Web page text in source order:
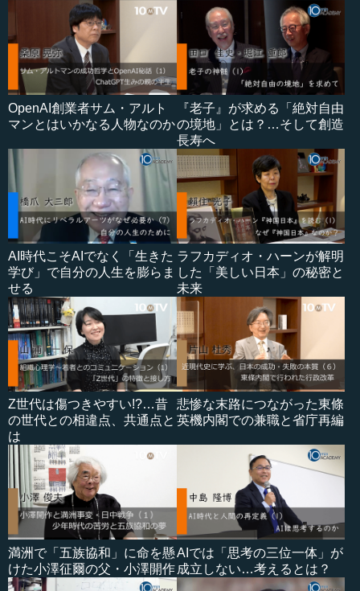
OpenAI創業者サム・アルト
マンとはいかなる人物なのか
『老子』が求める「絶対自由
の境地」とは？…そして創造
長寿へ
AI時代こそAIでなく「生きた
学び」で自分の人生を膨らま
せる
ラフカディオ・ハーンが解明
した「美しい日本」の秘密と
未来
Z世代は傷つきやすい!?…昔
の世代との相違点、共通点と
は
悲惨な末路につながった東條
英機内閣での兼職と省庁再編
満洲で「五族協和」に命を懸
けた小澤征爾の父・小澤開作
AIでは「思考の三位一体」が
成立しない…考えるとは？